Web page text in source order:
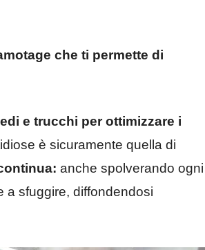
che ti permette di
e trucchi per ottimizzare i
è sicuramente quella di
anche spolverando ogni
a sfuggire, diffondendosi